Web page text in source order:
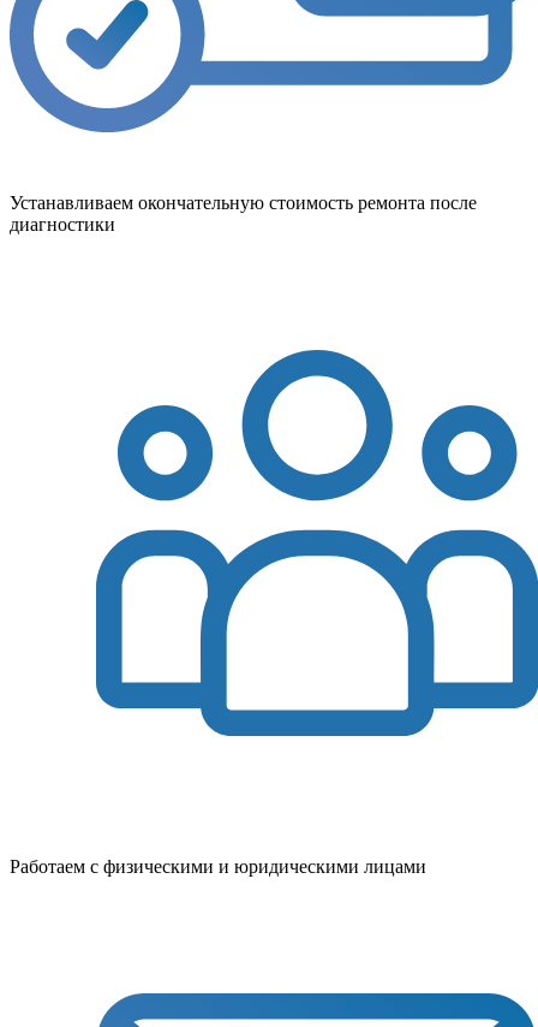
Устанавливаем окончательную стоимость ремонта после
диагностики
Работаем с физическими и юридическими лицами